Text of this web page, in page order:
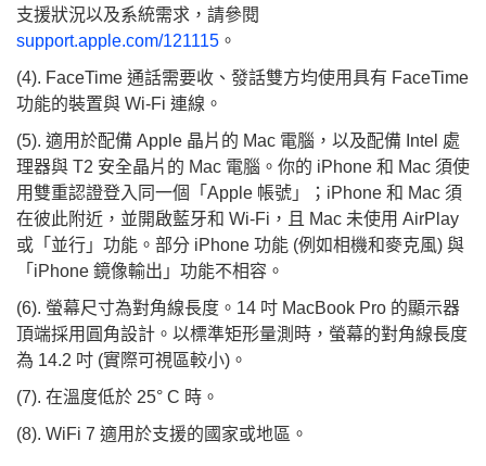
支援狀況以及系統需求，請參閱
support.apple.com/121115 。
(4). FaceTime 通話需要收、發話雙方均使用具有 FaceTime
功能的裝置與 Wi-Fi 連線。
(5). 適用於配備 Apple 晶片的 Mac 電腦，以及配備 Intel 處
理器與 T2 安全晶片的 Mac 電腦。你的 iPhone 和 Mac 須使
用雙重認證登入同一個「Apple 帳號」；iPhone 和 Mac 須
在彼此附近，並開啟藍牙和 Wi-Fi，且 Mac 未使用 AirPlay
或「並行」功能。部分 iPhone 功能 (例如相機和麥克風) 與
「iPhone 鏡像輸出」功能不相容。
(6). 螢幕尺寸為對角線長度。14 吋 MacBook Pro 的顯示器
頂端採用圓角設計。以標準矩形量測時，螢幕的對角線長度
為 14.2 吋 (實際可視區較小)。
(7). 在溫度低於 25° C 時。
(8). WiFi 7 適用於支援的國家或地區。